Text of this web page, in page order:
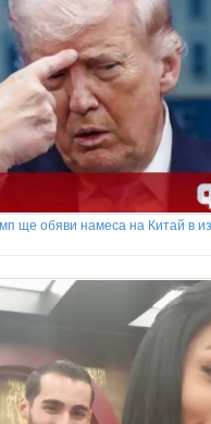
ще обяви намеса на Китай в